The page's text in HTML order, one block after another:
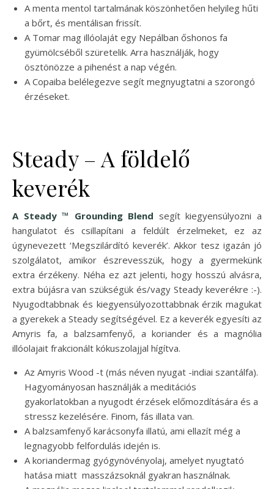
A menta mentol tartalmának köszönhetően helyileg hűti
a bőrt, és mentálisan frissít.
A Tomar mag illóolaját egy Nepálban őshonos fa
gyümölcséből szüretelik. Arra használják, hogy
ösztönözze a pihenést a nap végén.
A Copaiba belélegezve segít megnyugtatni a szorongó
érzéseket.
Steady – A földelő
keverék
A Steady ™ Grounding Blend segít kiegyensúlyozni a
hangulatot és csillapítani a feldúlt érzelmeket, ez az
úgynevezett ‘Megszilárdító keverék’. Akkor tesz igazán jó
szolgálatot, amikor észrevesszük, hogy a gyermekünk
extra érzékeny. Néha ez azt jelenti, hogy hosszú alvásra,
extra bújásra van szükségük és/vagy Steady keverékre :-).
Nyugodtabbnak és kiegyensúlyozottabbnak érzik magukat
a gyerekek a Steady segítségével. Ez a keverék egyesíti az
Amyris fa, a balzsamfenyő, a koriander és a magnólia
illóolajait frakcionált kókuszolajjal hígítva.
Az Amyris Wood -t (más néven nyugat -indiai szantálfa).
Hagyományosan használják a meditációs
gyakorlatokban a nyugodt érzések előmozdítására és a
stressz kezelésére. Finom, fás illata van.
A balzsamfenyő karácsonyfa illatú, ami ellazít még a
legnagyobb felfordulás idején is.
A koriandermag gyógynövényolaj, amelyet nyugtató
hatása miatt masszázsoknál gyakran használnak.